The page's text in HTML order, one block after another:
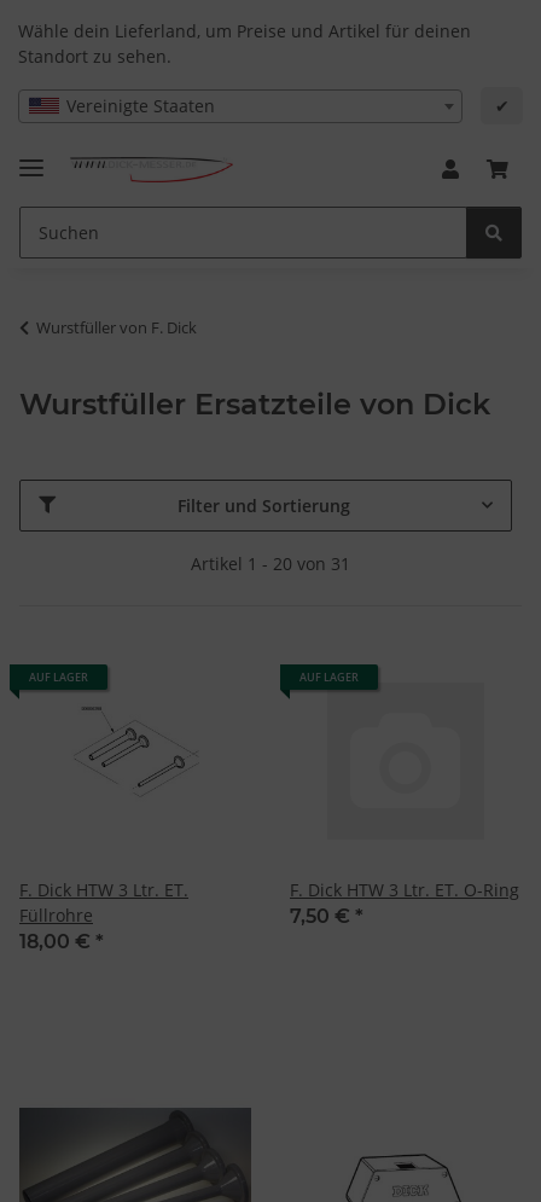
Wähle dein Lieferland, um Preise und Artikel für deinen
Standort zu sehen.
Vereinigte Staaten ✔
Wurstfüller von F. Dick
Wurstfüller Ersatzteile von Dick
Filter und Sortierung
Artikel 1 - 20 von 31
AUF LAGER
F. Dick HTW 3 Ltr. ET.
Füllrohre
18,00 € *
AUF LAGER
F. Dick HTW 3 Ltr. ET. O-Ring
7,50 € *